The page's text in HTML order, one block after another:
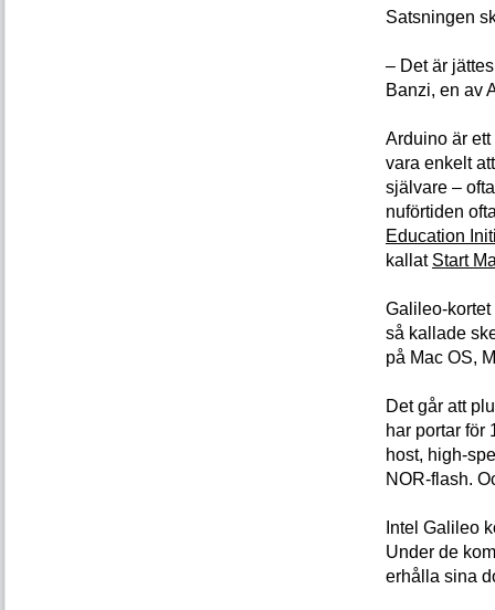
Satsningen
– Det är
Banzi, en av
Arduino är
vara enkelt
självare –
nuförtiden
Education
kallat Start
Galileo-
så kallade
på Mac OS,
Det går att
har portar för
host, high-
NOR-flash.
Intel Galileo
Under de
erhålla sina